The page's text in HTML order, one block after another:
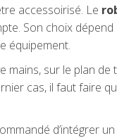
accessoirisé. Le
Son choix dépend
équipement.
mains, sur le plan de
cas, il faut faire
d’intégrer